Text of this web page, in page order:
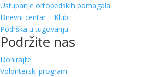
Ustupanje ortopedskih pomagala
Dnevni centar – Klub
Podrška u tugovanju
Podržite nas
Donirajte
Volonterski program